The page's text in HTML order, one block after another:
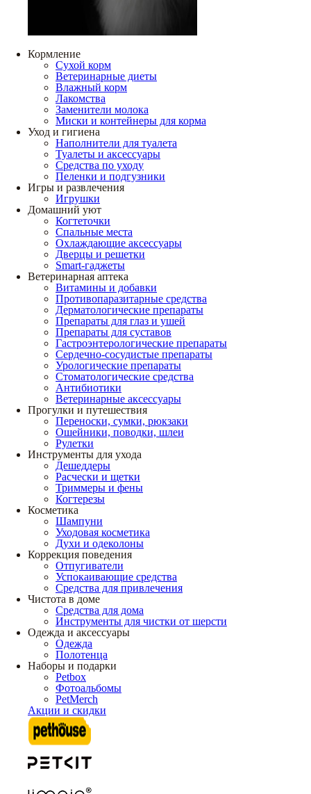
Кормление
Сухой корм
Ветеринарные диеты
Влажный корм
Лакомства
Заменители молока
Миски и контейнеры для корма
Уход и гигиена
Наполнители для туалета
Туалеты и аксессуары
Средства по уходу
Пеленки и подгузники
Игры и развлечения
Игрушки
Домашний уют
Когтеточки
Спальные места
Охлаждающие аксессуары
Дверцы и решетки
Smart-гаджеты
Ветеринарная аптека
Витамины и добавки
Противопаразитарные средства
Дерматологические препараты
Препараты для глаз и ушей
Препараты для суставов
Гастроэнтерологические препараты
Сердечно-сосудистые препараты
Урологические препараты
Стоматологические средства
Антибиотики
Ветеринарные аксессуары
Прогулки и путешествия
Переноски, сумки, рюкзаки
Ошейники, поводки, шлеи
Рулетки
Инструменты для ухода
Дешеддеры
Расчески и щетки
Триммеры и фены
Когтерезы
Косметика
Шампуни
Уходовая косметика
Духи и одеколоны
Коррекция поведения
Отпугиватели
Успокаивающие средства
Средства для привлечения
Чистота в доме
Средства для дома
Инструменты для чистки от шерсти
Одежда и аксессуары
Одежда
Полотенца
Наборы и подарки
Petbox
Фотоальбомы
PetMerch
Акции и скидки